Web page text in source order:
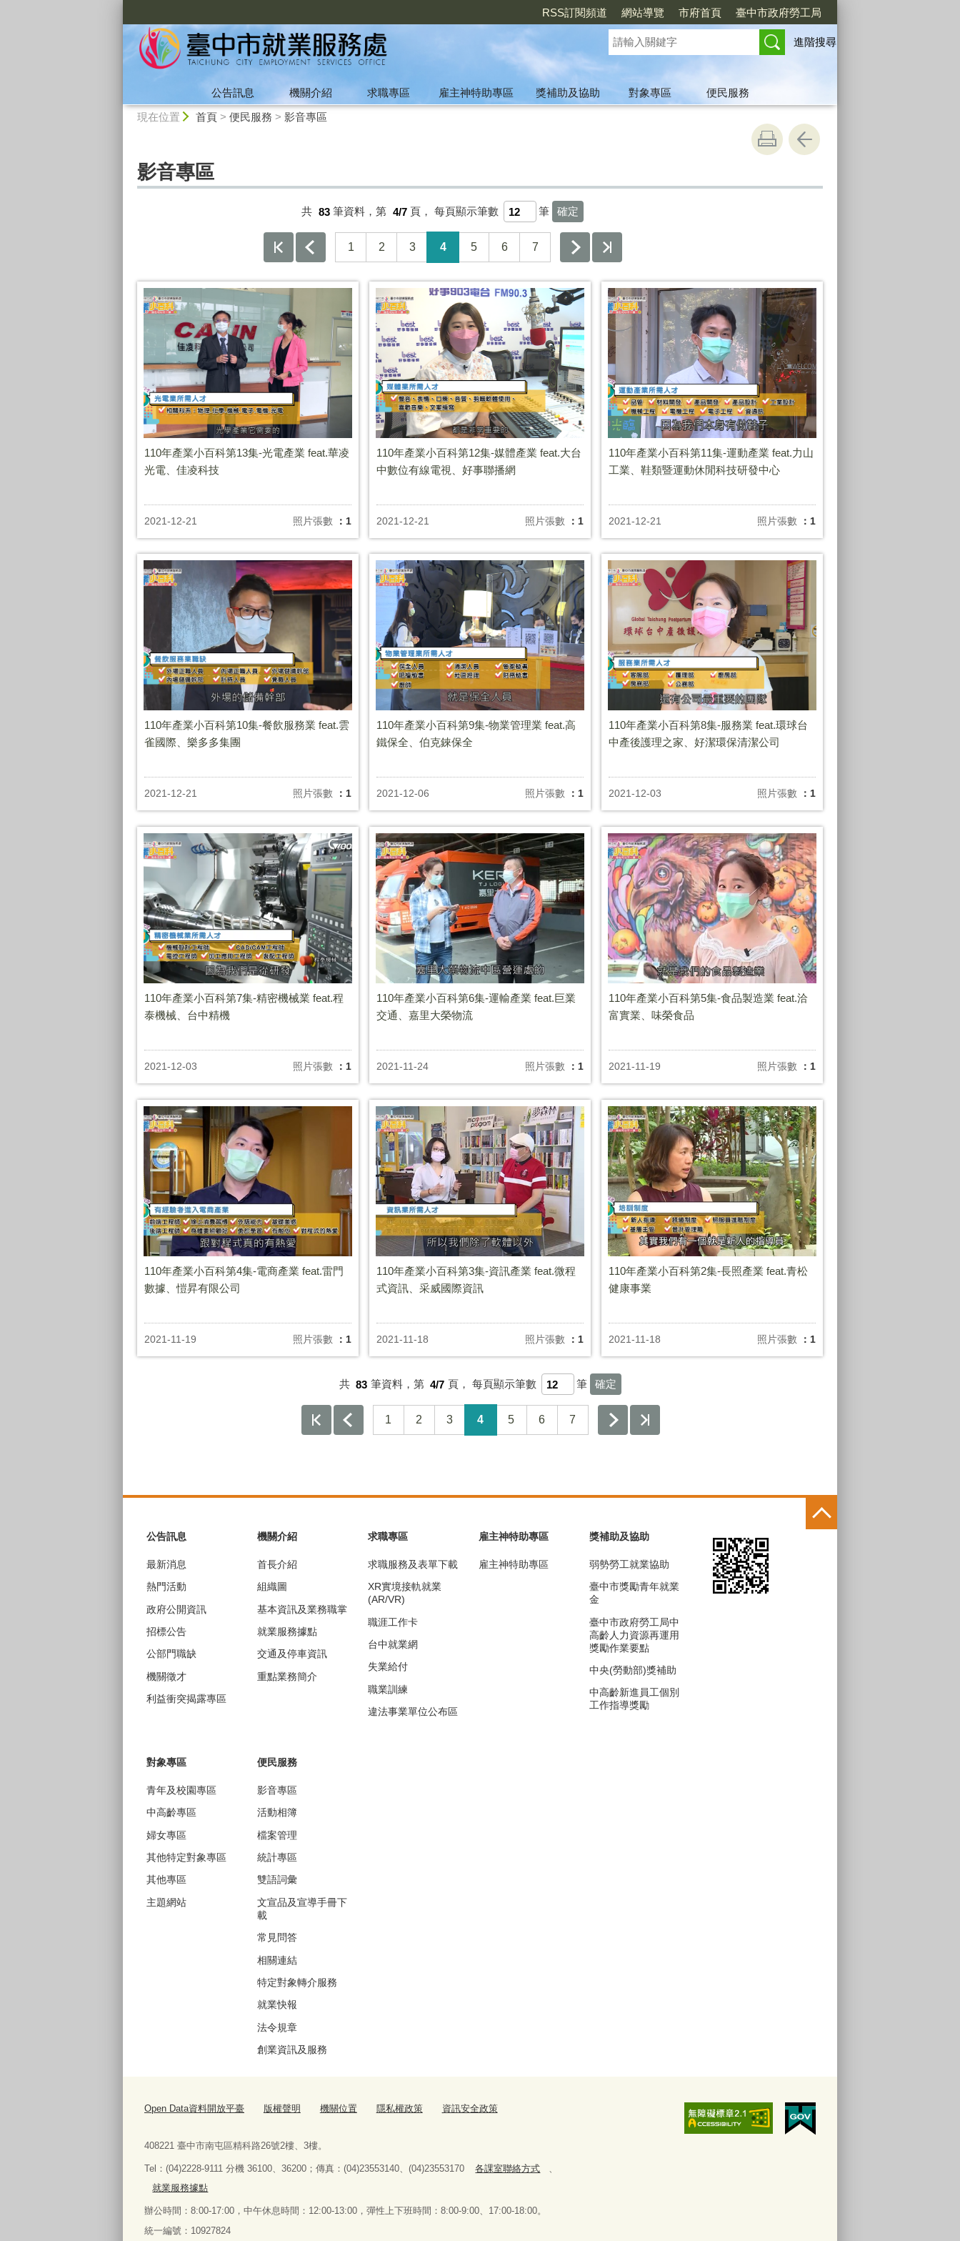
RSS訂閱頻道 網站導覽 市府首頁 臺中市政府勞工局
進階搜尋
公告訊息 機關介紹 求職專區 雇主神特助專區 獎補助及協助 對象專區
便民服務
現在位置 首頁> 便民服務 > 影音專區
影音專區
共 83 筆資料，第 4/7 頁， 每頁顯示筆數 筆
1 2 3 4 5 6 7
110年產業小百科第13集-光電產業 feat.華凌
光電、佳凌科技
2021-12-21 照片張數 ：1
110年產業小百科第12集-媒體產業 feat.大台
中數位有線電視、好事聯播網
2021-12-21 照片張數 ：1
110年產業小百科第11集-運動產業 feat.力山
工業、鞋類暨運動休閒科技研發中心
2021-12-21 照片張數 ：1
110年產業小百科第10集-餐飲服務業 feat.雲
雀國際、樂多多集團
2021-12-21 照片張數 ：1
110年產業小百科第9集-物業管理業 feat.高
鐵保全、伯克錸保全
2021-12-06 照片張數 ：1
110年產業小百科第8集-服務業 feat.環球台
中產後護理之家、好潔環保清潔公司
2021-12-03 照片張數 ：1
110年產業小百科第7集-精密機械業 feat.程
泰機械、台中精機
2021-12-03 照片張數 ：1
110年產業小百科第6集-運輸產業 feat.巨業
交通、嘉里大榮物流
2021-11-24 照片張數 ：1
110年產業小百科第5集-食品製造業 feat.洽
富實業、味榮食品
2021-11-19 照片張數 ：1
110年產業小百科第4集-電商產業 feat.雷門
數據、愷昇有限公司
2021-11-19 照片張數 ：1
110年產業小百科第3集-資訊產業 feat.微程
式資訊、采威國際資訊
2021-11-18 照片張數 ：1
110年產業小百科第2集-長照產業 feat.青松
健康事業
2021-11-18 照片張數 ：1
共 83 筆資料，第 4/7 頁， 每頁顯示筆數 筆
1 2 3 4 5 6 7
公告訊息
最新消息
熱門活動
政府公開資訊
招標公告
公部門職缺
機關徵才
利益衝突揭露專區
機關介紹
首長介紹
組織圖
基本資訊及業務職掌
就業服務據點
交通及停車資訊
重點業務簡介
求職專區
求職服務及表單下載
XR實境接軌就業
(AR/VR)
職涯工作卡
台中就業網
失業給付
職業訓練
違法事業單位公布區
雇主神特助專區
雇主神特助專區
獎補助及協助
弱勢勞工就業協助
臺中市獎勵青年就業
金
臺中市政府勞工局中
高齡人力資源再運用
獎勵作業要點
中央(勞動部)獎補助
中高齡新進員工個別
工作指導獎勵
對象專區
青年及校園專區
中高齡專區
婦女專區
其他特定對象專區
其他專區
主題網站
便民服務
影音專區
活動相簿
檔案管理
統計專區
雙語詞彙
文宣品及宣導手冊下
載
常見問答
相關連結
特定對象轉介服務
就業快報
法令規章
創業資訊及服務
Open Data資料開放平臺 版權聲明 機關位置 隱私權政策 資訊安全政策
408221 臺中市南屯區精科路26號2樓、3樓。
Tel ： (04)2228-9111 分機 36100、36200；傳真：(04)23553140、(04)23553170 各課室聯絡方式
、
就業服務據點
辦公時間：8:00-17:00，中午休息時間：12:00-13:00， 彈性上下班時間：8:00-9:00、17:00-18:00。
統一編號：10927824